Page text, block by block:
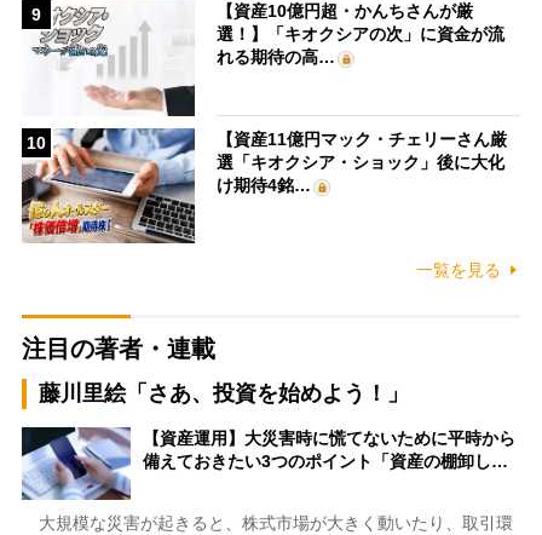
9
【資産10億円超・かんちさんが厳
選！】「キオクシアの次」に資金が流
れる期待の高…
10
【資産11億円マック・チェリーさん厳
選「キオクシア・ショック」後に大化
け期待4銘…
一覧を見る
注目の著者・連載
藤川里絵「さあ、投資を始めよう！」
【資産運用】大災害時に慌てないために平時から
備えておきたい3つのポイント「資産の棚卸し…
大規模な災害が起きると、株式市場が大きく動いたり、取引環